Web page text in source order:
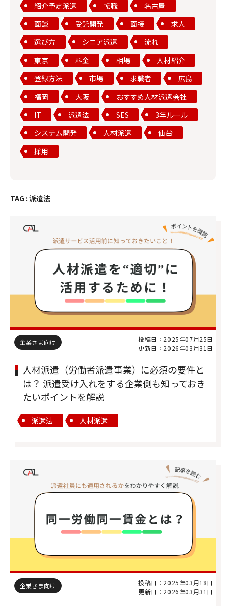
紹介予定派遣
転職
名古屋
面談
受託開発 面接
求人
選び方
シニア派遣
流れ
東京
料金 相場
人材紹介
登録方法
市場 求職者
広島
福岡
大阪
おすすめ人材派遣会社
IT
派遣法 SES
3年ルール
システム開発
人材派遣
仙台
採用
TAG : 派遣法
企業さま向け
投稿日：2025年07月25日
更新日：2026年03月31日
人材派遣（労働者派遣事業）に必須の要件と
は？ 派遣受け入れをする企業側も知っておき
たいポイントを解説
派遣法 人材派遣
企業さま向け
投稿日：2025年03月18日
更新日：2026年03月31日